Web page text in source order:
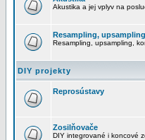
Akustika a jej vplyv na
Resampling,
Resampling, upsampling,
DIY projekty
Reprosústavy
Zosilňovače
DIY integrované i koncové